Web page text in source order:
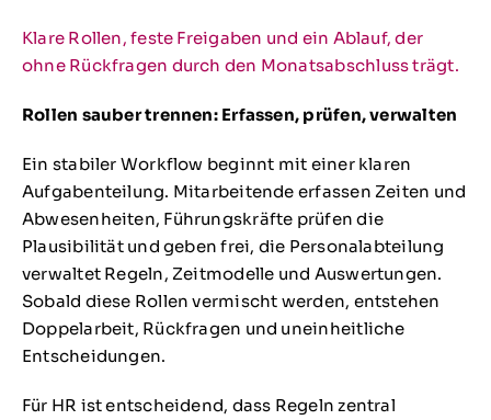
Klare Rollen, feste Freigaben und ein Ablauf, der
ohne Rückfragen durch den Monatsabschluss trägt.
Rollen sauber trennen: Erfassen, prüfen, verwalten
Ein stabiler Workflow beginnt mit einer klaren
Aufgabenteilung. Mitarbeitende erfassen Zeiten und
Abwesenheiten, Führungskräfte prüfen die
Plausibilität und geben frei, die Personalabteilung
verwaltet Regeln, Zeitmodelle und Auswertungen.
Sobald diese Rollen vermischt werden, entstehen
Doppelarbeit, Rückfragen und uneinheitliche
Entscheidungen.
Für HR ist entscheidend, dass Regeln zentral